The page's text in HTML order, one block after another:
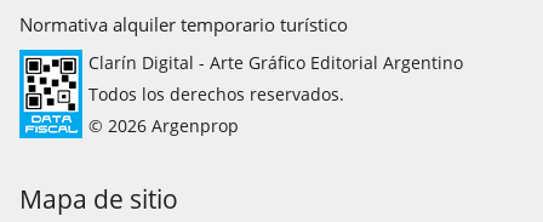
Normativa alquiler temporario turístico
Clarín Digital - Arte Gráfico Editorial Argentino
Todos los derechos reservados.
© 2026 Argenprop
Mapa de sitio